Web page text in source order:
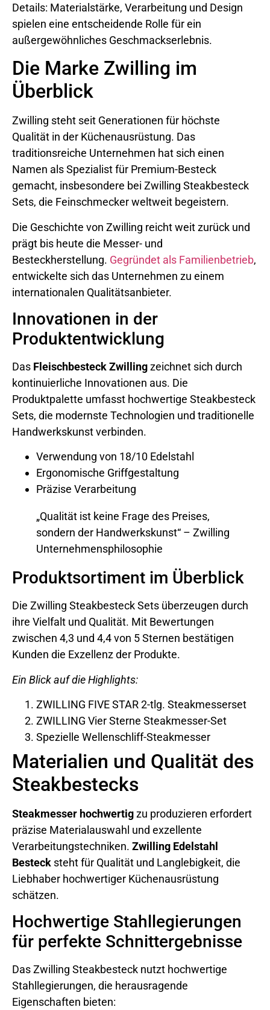
Details: Materialstärke, Verarbeitung und Design
spielen eine entscheidende Rolle für ein
außergewöhnliches Geschmackserlebnis.
Die Marke Zwilling im
Überblick
Zwilling steht seit Generationen für höchste
Qualität in der Küchenausrüstung. Das
traditionsreiche Unternehmen hat sich einen
Namen als Spezialist für Premium-Besteck
gemacht, insbesondere bei Zwilling Steakbesteck
Sets, die Feinschmecker weltweit begeistern.
Die Geschichte von Zwilling reicht weit zurück und
prägt bis heute die Messer- und
Besteckherstellung. Gegründet als Familienbetrieb,
entwickelte sich das Unternehmen zu einem
internationalen Qualitätsanbieter.
Innovationen in der
Produktentwicklung
Das Fleischbesteck Zwillingzeichnet sich durch
kontinuierliche Innovationen aus. Die
Produktpalette umfasst hochwertige Steakbesteck
Sets, die modernste Technologien und traditionelle
Handwerkskunst verbinden.
Verwendung von 18/10 Edelstahl
Ergonomische Griffgestaltung
Präzise Verarbeitung
„Qualität ist keine Frage des Preises,
sondern der Handwerkskunst“ – Zwilling
Unternehmensphilosophie
Produktsortiment im Überblick
Die Zwilling Steakbesteck Sets überzeugen durch
ihre Vielfalt und Qualität. Mit Bewertungen
zwischen 4,3 und 4,4 von 5 Sternen bestätigen
Kunden die Exzellenz der Produkte.
Ein Blick auf die Highlights:
ZWILLING FIVE STAR 2-tlg. Steakmesserset
ZWILLING Vier Sterne Steakmesser-Set
Spezielle Wellenschliff-Steakmesser
Materialien und Qualität des
Steakbestecks
Steakmesser hochwertigzu produzieren erfordert
präzise Materialauswahl und exzellente
Verarbeitungstechniken. Zwilling Edelstahl
Besteck steht für Qualität und Langlebigkeit, die
Liebhaber hochwertiger Küchenausrüstung
schätzen.
Hochwertige Stahllegierungen
für perfekte Schnittergebnisse
Das Zwilling Steakbesteck nutzt hochwertige
Stahllegierungen, die herausragende
Eigenschaften bieten: